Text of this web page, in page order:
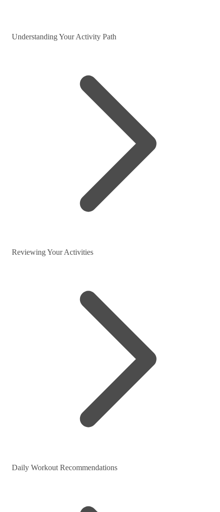
Understanding Your Activity Path
Reviewing Your Activities
Daily Workout Recommendations